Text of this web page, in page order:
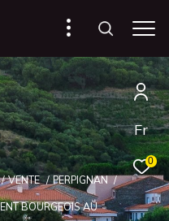
Fr
0
VENTE
PERPIGNAN
BOURGEOIS AU